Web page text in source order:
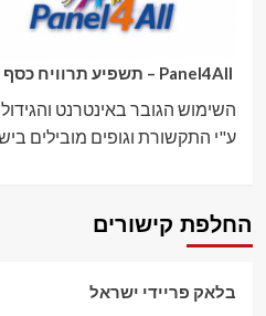
השימוש הגובר באינטרנט
ע"י התקשורת וגופים מובילים
החלפת קישורים
בלאק פריידי ישראל